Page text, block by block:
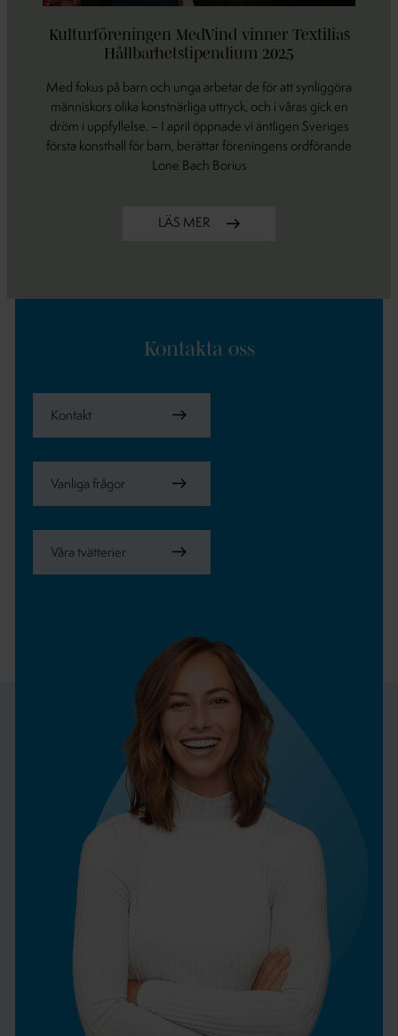
Kulturföreningen MedVind vinner Textilias
Hållbarhetstipendium 2025
Med fokus på barn och unga arbetar de för att synliggöra
människors olika konstnärliga uttryck, och i våras gick en
dröm i uppfyllelse. – I april öppnade vi äntligen Sveriges
första konsthall för barn, berättar föreningens ordförande
Lone Bach Borius
LÄS MER
Kontakta oss
Kontakt
Vanliga frågor
Våra tvätterier